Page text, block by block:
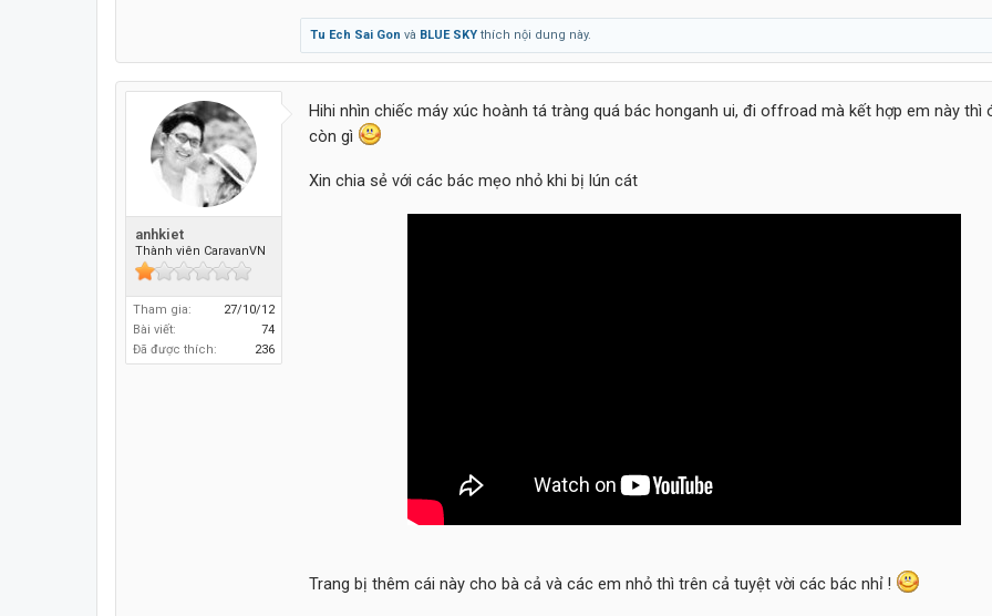
Tu Ech Sai Gon và BLUE SKY thích nội dung này.
anhkiet
Thành viên CaravanVN
Tham gia:
27/10/12
Bài viết:
74
Đã được thích:
236
Hihi nhìn chiếc máy xúc hoành tá tràng quá bác honganh ui, đi offroad mà kết hợp em này thì
còn gì
Xin chia sẻ với các bác mẹo nhỏ khi bị lún cát
Trang bị thêm cái này cho bà cả và các em nhỏ thì trên cả tuyệt vời các bác nhỉ !